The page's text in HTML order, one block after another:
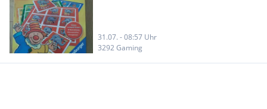
31.07. - 08:57 Uhr
3292 Gaming